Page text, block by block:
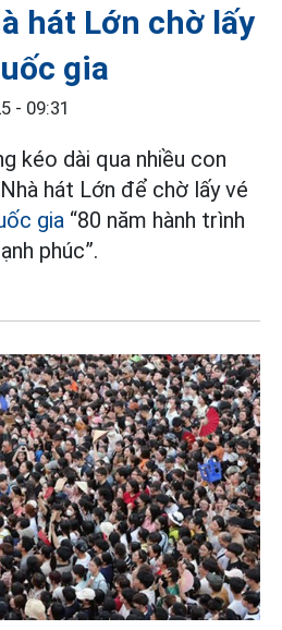
hát Lớn chờ lấy
gia
- 09:31
kéo dài qua nhiều con
hát Lớn để chờ lấy vé
gia “80 năm hành trình
phúc”.